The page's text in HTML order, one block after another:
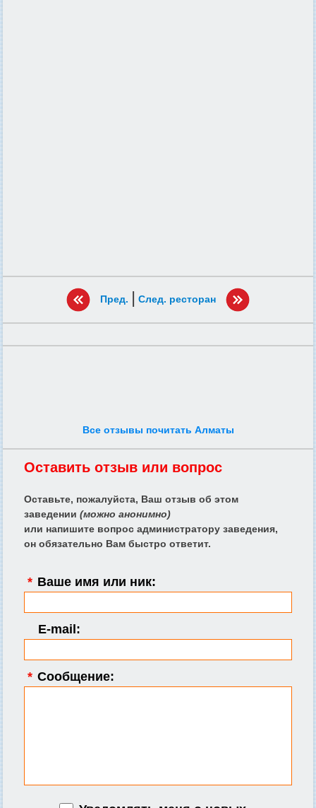
Пред. | След. ресторан
Все отзывы почитать Алматы
Оставить отзыв или вопрос
Оставьте, пожалуйста, Ваш отзыв об этом
заведении (можно анонимно)
или напишите вопрос администратору заведения,
он обязательно Вам быстро ответит.
* Ваше имя или ник:
E-mail:
* Сообщение: